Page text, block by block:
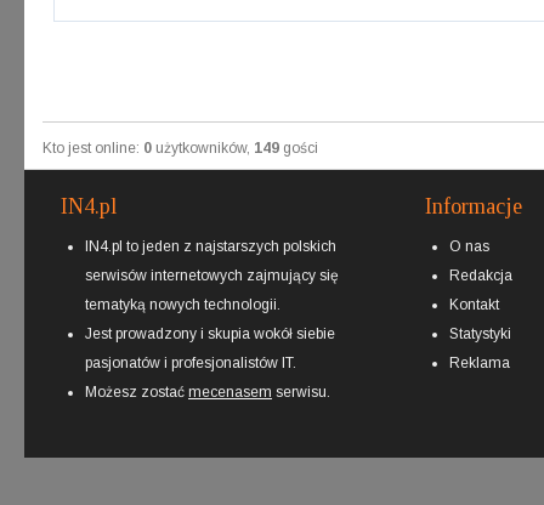
Kto jest online: 0 użytkowników, 149 gości
IN4.pl
IN4.pl to jeden z najstarszych polskich
serwisów internetowych zajmujący się
tematyką nowych technologii.
Jest prowadzony i skupia wokół siebie
pasjonatów i profesjonalistów IT.
Możesz zostać mecenasem serwisu.
Informacje
O nas
Redakcja
Kontakt
Statystyki
Reklama